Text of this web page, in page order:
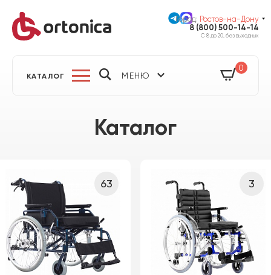
Город: Ростов-на-Дону
8 (800) 500-14-14
С 8 до 20, без выходных
КАТАЛОГ МЕНЮ
0
Каталог
63 3